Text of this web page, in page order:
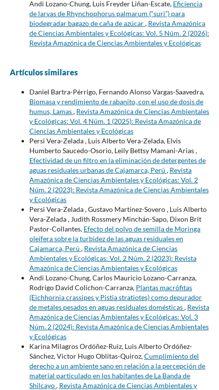
Andi Lozano-Chung, Luis Freyder Liñan-Escate, Eficiencia
de larvas de Rhynchophorus palmarum (“suri”) para
biodegradar bagazo de caña de azúcar, Revista Amazónica
de Ciencias Ambientales y Ecológicas: Vol. 5 Núm. 2 (2026):
Revista Amazónica de Ciencias Ambientales y Ecológicas
Artículos similares
Daniel Bartra-Pérrigo, Fernando Alonso Vargas-Saavedra,
Biomasa y rendimiento de rabanito, con el uso de dosis de
humus, Lamas, Revista Amazónica de Ciencias Ambientales
y Ecológicas: Vol. 4 Núm. 1 (2025): Revista Amazónica de
Ciencias Ambientales y Ecológicas
Persi Vera-Zelada , Luis Alberto Vera-Zelada, Elvis
Humberto Saucedo-Osorio, Leily Bettsy Mamani-Arias ,
Efectividad de un filtro en la eliminación de detergentes de
aguas residuales urbanas de Cajamarca, Perú , Revista
Amazónica de Ciencias Ambientales y Ecológicas: Vol. 2
Núm. 2 (2023): Revista Amazónica de Ciencias Ambientales
y Ecológicas
Persi Vera-Zelada , Gustavo Martínez-Sovero , Luis Alberto
Vera-Zelada , Judith Rossmery Minchán-Sapo, Dixon Brit
Pastor-Collantes, Efecto del polvo de semilla de Moringa
oleífera sobre la turbidez de las aguas residuales en
Cajamarca, Perú , Revista Amazónica de Ciencias
Ambientales y Ecológicas: Vol. 2 Núm. 2 (2023): Revista
Amazónica de Ciencias Ambientales y Ecológicas
Andi Lozano-Chung, Carlos Mauricio Lozano-Carranza,
Rodrigo David Colichon-Carranza, Plantas macrófitas
(Eichhornia crassipes y Pistia stratiotes) como depurador
de metales pesados en aguas residuales domésticas, Revista
Amazónica de Ciencias Ambientales y Ecológicas: Vol. 3
Núm. 2 (2024): Revista Amazónica de Ciencias Ambientales
y Ecológicas
Karina Milagros Ordóñez-Ruiz, Luis Alberto Ordóñez-
Sánchez, Victor Hugo Oblitas-Quiroz,Cumplimiento del
derecho a un ambiente sano en relación a la percepción de
material particulado en los habitantes de La Banda de
Shilcayo, Revista Amazónica de Ciencias Ambientales y